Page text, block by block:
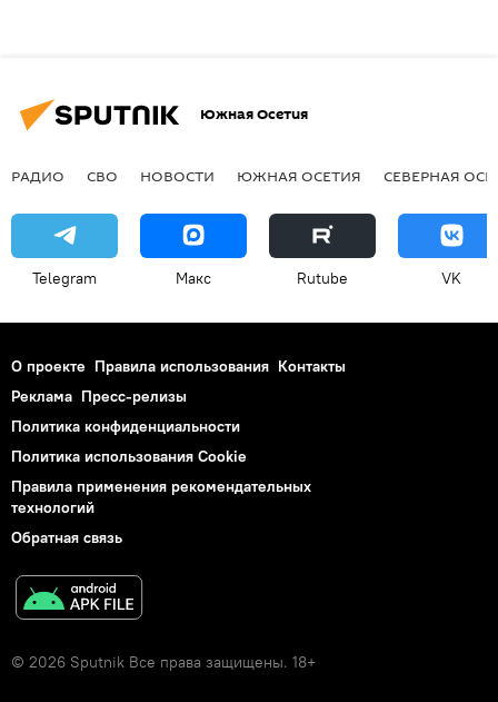
Южная Осетия
РАДИО СВО НОВОСТИ ЮЖНАЯ ОСЕТИЯ СЕВЕРНАЯ
Telegram Макс Rutube VK
О проекте Правила использования Контакты
Реклама Пресс-релизы
Политика конфиденциальности
Политика использования Cookie
Правила применения рекомендательных
технологий
Обратная связь
© 2026 Sputnik Все права защищены. 18+